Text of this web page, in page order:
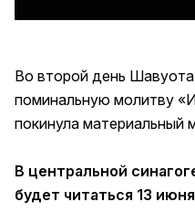
Во второй день Шавуота
поминальную молитву
покинула материальный
В центральной
будет читаться 13 июня